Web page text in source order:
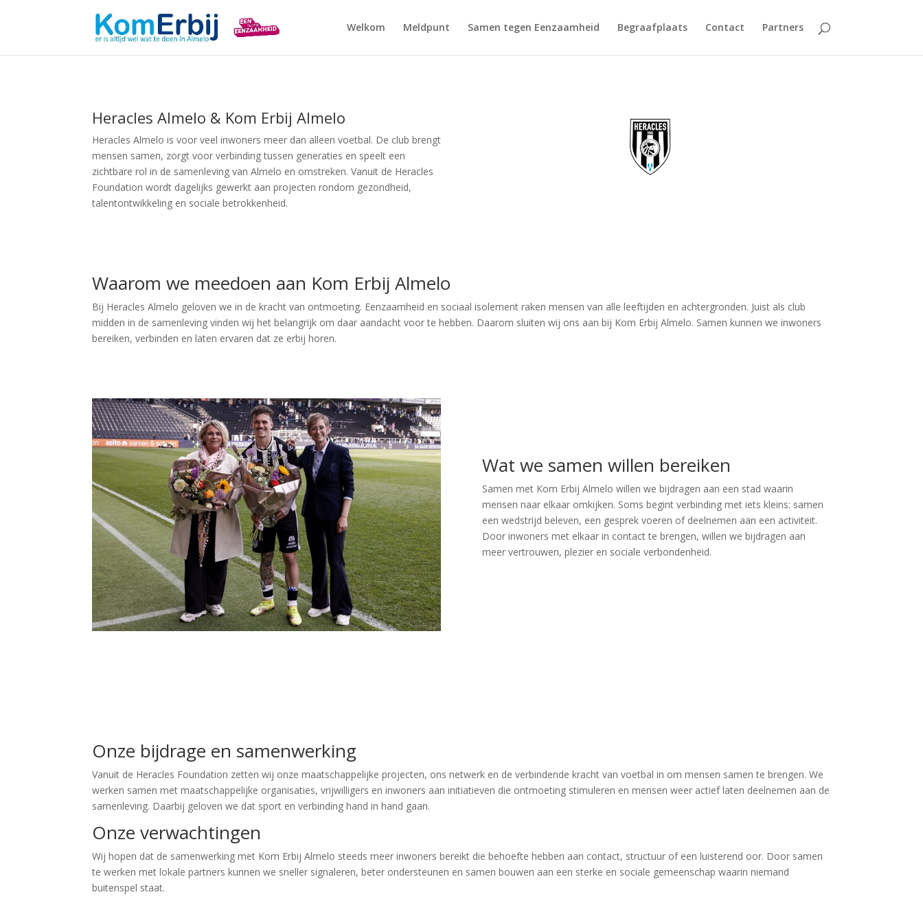
Welkom Meldpunt Samen tegen Eenzaamheid Begraafplaats Contact Partners
Heracles Almelo & Kom Erbij Almelo
Heracles Almelo is voor veel inwoners meer dan alleen voetbal. De club brengt
mensen samen, zorgt voor verbinding tussen generaties en speelt een
zichtbare rol in de samenleving van Almelo en omstreken. Vanuit de Heracles
Foundation wordt dagelijks gewerkt aan projecten rondom gezondheid,
talentontwikkeling en sociale betrokkenheid.
Waarom we meedoen aan Kom Erbij Almelo
Bij Heracles Almelo geloven we in de kracht van ontmoeting. Eenzaamheid en sociaal isolement raken mensen van alle leeftijden en achtergronden. Juist als club
midden in de samenleving vinden wij het belangrijk om daar aandacht voor te hebben. Daarom sluiten wij ons aan bij Kom Erbij Almelo. Samen kunnen we inwoners
bereiken, verbinden en laten ervaren dat ze erbij horen.
Wat we samen willen bereiken
Samen met Kom Erbij Almelo willen we bijdragen aan een stad waarin
mensen naar elkaar omkijken. Soms begint verbinding met iets kleins: samen
een wedstrijd beleven, een gesprek voeren of deelnemen aan een activiteit.
Door inwoners met elkaar in contact te brengen, willen we bijdragen aan
meer vertrouwen, plezier en sociale verbondenheid.
Onze bijdrage en samenwerking
Vanuit de Heracles Foundation zetten wij onze maatschappelijke projecten, ons netwerk en de verbindende kracht van voetbal in om mensen samen te brengen. We
werken samen met maatschappelijke organisaties, vrijwilligers en inwoners aan initiatieven die ontmoeting stimuleren en mensen weer actief laten deelnemen aan de
samenleving. Daarbij geloven we dat sport en verbinding hand in hand gaan.
Onze verwachtingen
Wij hopen dat de samenwerking met Kom Erbij Almelo steeds meer inwoners bereikt die behoefte hebben aan contact, structuur of een luisterend oor. Door samen
te werken met lokale partners kunnen we sneller signaleren, beter ondersteunen en samen bouwen aan een sterke en sociale gemeenschap waarin niemand
buitenspel staat.